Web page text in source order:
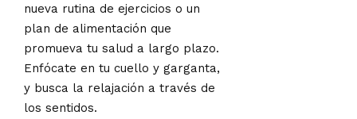
nueva rutina de ejercicios o un
plan de alimentación que
promueva tu salud a largo plazo.
Enfócate en tu cuello y garganta,
y busca la relajación a través de
los sentidos.